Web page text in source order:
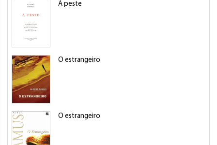
A peste
O estrangeiro
O estrangeiro